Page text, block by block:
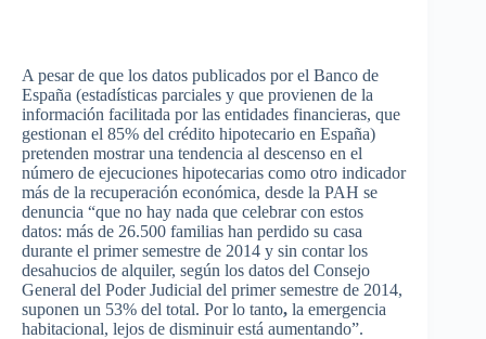
A pesarde que los datos publicados porel Banco de
España (estadísticas parciales y que provienen de la
información facilitada por las entidades financieras, que
gestionan el 85% del crédito hipotecario en España)
pretenden mostrar una tendencia al descenso en el
número de ejecuciones hipotecarias como otro indicador
más de la recuperación económica, desde la PAH se
denuncia “que no hay nada que celebrarcon estos
datos: más de 26.500 familias han perdido su casa
durante el primersemestre de 2014 y sin contarlos
desahucios de alquiler, según los datos del Consejo
General del PoderJudicial del primersemestre de 2014,
suponen un 53% del total. Porlo tanto, la emergencia
habitacional, lejos de disminuir está aumentando”.